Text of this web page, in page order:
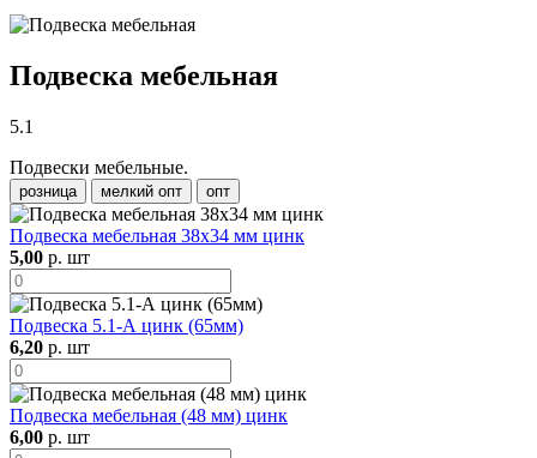
Подвеска мебельная
5.1
Подвески мебельные.
розница мелкий опт опт
Подвеска мебельная 38х34 мм цинк
5,00 р. шт
Подвеска 5.1-А цинк (65мм)
6,20 р. шт
Подвеска мебельная (48 мм) цинк
6,00 р. шт